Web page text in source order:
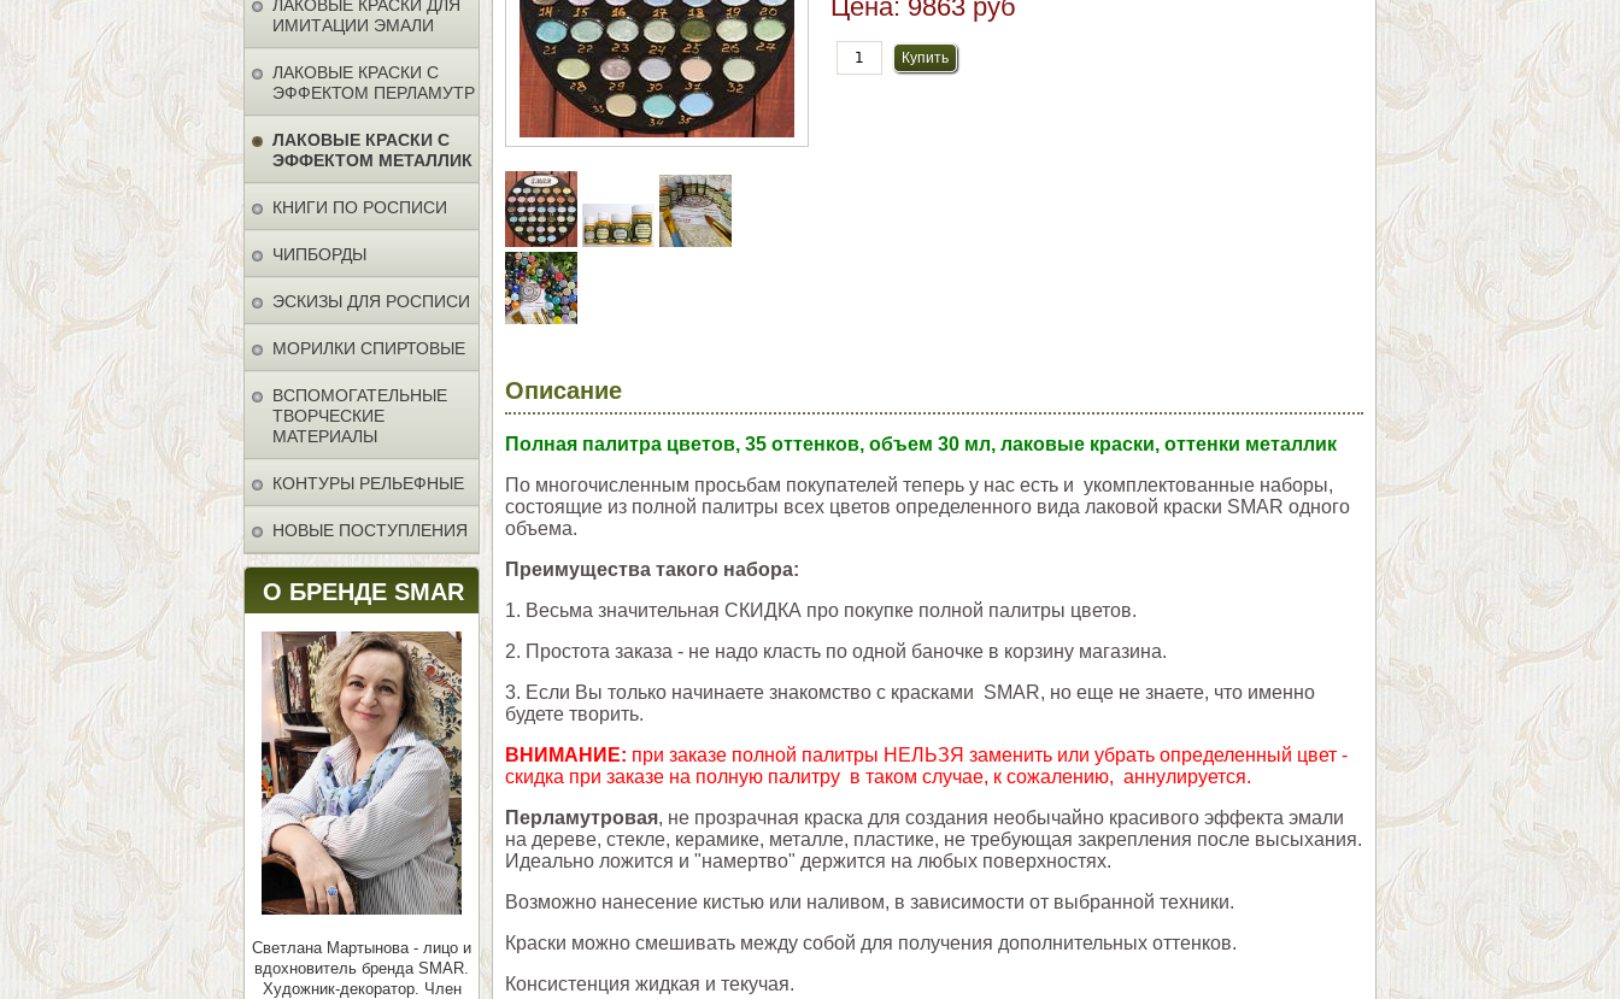
ЛАКОВЫЕ КРАСКИ ДЛЯ
ИМИТАЦИИ ЭМАЛИ
ЛАКОВЫЕ КРАСКИ С
ЭФФЕКТОМ ПЕРЛАМУТР
ЛАКОВЫЕ КРАСКИ С
ЭФФЕКТОМ МЕТАЛЛИК
КНИГИ ПО РОСПИСИ
ЧИПБОРДЫ
ЭСКИЗЫ ДЛЯ РОСПИСИ
МОРИЛКИ СПИРТОВЫЕ
ВСПОМОГАТЕЛЬНЫЕ
ТВОРЧЕСКИЕ
МАТЕРИАЛЫ
КОНТУРЫ РЕЛЬЕФНЫЕ
НОВЫЕ ПОСТУПЛЕНИЯ
О БРЕНДЕ SMAR
Светлана Мартынова - лицо и
вдохновитель бренда SMAR.
Художник-декоратор. Член
Цена: 9863 руб
Описание
Полная палитра цветов, 35 оттенков, объем 30 мл, лаковые краски, оттенки металлик
По многочисленным просьбам покупателей теперь у нас есть и укомплектованные наборы,
состоящие из полной палитры всех цветов определенного вида лаковой краски SMAR одного
объема.
Преимущества такого набора:
1. Весьма значительная СКИДКА про покупке полной палитры цветов.
2. Простота заказа - не надо класть по одной баночке в корзину магазина.
3. Если Вы только начинаете знакомство с красками SMAR, но еще не знаете, что именно
будете творить.
ВНИМАНИЕ: при заказе полной палитры НЕЛЬЗЯ заменить или убрать определенный цвет -
скидка при заказе на полную палитру в таком случае, к сожалению, аннулируется.
Перламутровая, не прозрачная краска для создания необычайно красивого эффекта эмали
на дереве, стекле, керамике, металле, пластике, не требующая закрепления после высыхания.
Идеально ложится и "намертво" держится на любых поверхностях.
Возможно нанесение кистью или наливом, в зависимости от выбранной техники.
Краски можно смешивать между собой для получения дополнительных оттенков.
Консистенция жидкая и текучая.